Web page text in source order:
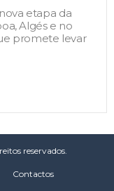
etapa da
Algés e no
promete levar
reservados.
Contactos